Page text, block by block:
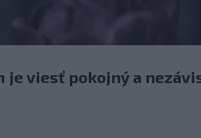
je viesť pokojný a